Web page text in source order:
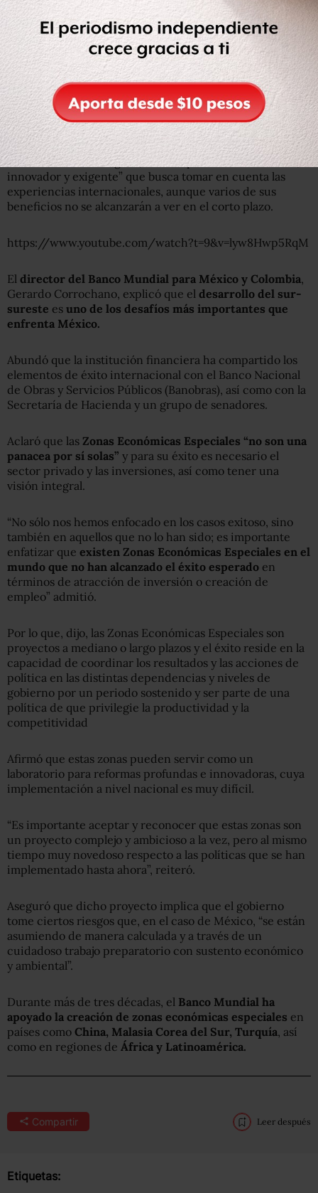
*Un marco regulatorio que agilice la apertura de
empresas, con infraestructura suficiente y conectividad
logística para incluirse en los mercados nacionales e
internacionales.
Peña Nieto dijo que para que estas zonas sean exitosas
deben ser un proyecto de mediano y largo plazo que
trascienda la presente administración, y recalcó que “no
son una solución mágica”, sino un planteamiento “serio,
innovador y exigente” que busca tomar en cuenta las
experiencias internacionales, aunque varios de sus
beneficios no se alcanzarán a ver en el corto plazo.
https://www.youtube.com/watch?t=9&v=lyw8Hwp5RqM
El director del Banco Mundial para México y Colombia
Gerardo Corrochano, explicó que el desarrollo del sur-
sureste es uno de los desafíos más importantes que
enfrenta México.
Abundó que la institución financiera ha compartido los
elementos de éxito internacional con el Banco Nacional
de Obras y Servicios Públicos (Banobras), así como con la
Secretaría de Hacienda y un grupo de senadores.
Aclaró que las Zonas Económicas Especiales “no son una
panacea por sí solas” y para su éxito es necesario el
sector privado y las inversiones, así como tener una
visión integral.
“No sólo nos hemos enfocado en los casos exitoso, sino
también en aquellos que no lo han sido; es importante
enfatizar que existen Zonas Económicas Especiales en el
mundo que no han alcanzado el éxito esperado en
términos de atracción de inversión o creación de
empleo” admitió.
Por lo que, dijo, las Zonas Económicas Especiales son
proyectos a mediano o largo plazos y el éxito reside en la
capacidad de coordinar los resultados y las acciones de
política en las distintas dependencias y niveles de
gobierno por un periodo sostenido y ser parte de una
política de que privilegie la productividad y la
competitividad
Afirmó que estas zonas pueden servir como un
laboratorio para reformas profundas e innovadoras, cuya
implementación a nivel nacional es muy difícil.
“Es importante aceptar y reconocer que estas zonas son
un proyecto complejo y ambicioso a la vez, pero al mismo
tiempo muy novedoso respecto a las políticas que se han
implementado hasta ahora”, reiteró.
Aseguró que dicho proyecto implica que el gobierno
tome ciertos riesgos que, en el caso de México, “se están
asumiendo de manera calculada y a través de un
cuidadoso trabajo preparatorio con sustento económico
y ambiental”.
Durante más de tres décadas, el Banco Mundial ha
apoyado la creación de zonas económicas especiales en
países como China, Malasia Corea del Sur, Turquía , así
como en regiones de África y Latinoamérica.
Compartir Leer después
Etiquetas: